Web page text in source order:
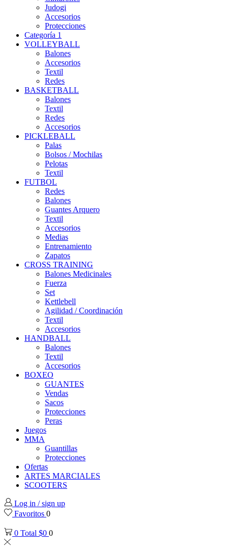
Judogi
Accesorios
Protecciones
Categoría 1
VOLLEYBALL
Balones
Accesorios
Textil
Redes
BASKETBALL
Balones
Textil
Redes
Accesorios
PICKLEBALL
Palas
Bolsos / Mochilas
Pelotas
Textil
FUTBOL
Redes
Balones
Guantes Arquero
Textil
Accesorios
Medias
Entrenamiento
Zapatos
CROSS TRAINING
Balones Medicinales
Fuerza
Set
Kettlebell
Agilidad / Coordinación
Textil
Accesorios
HANDBALL
Balones
Textil
Accesorios
BOXEO
GUANTES
Vendas
Sacos
Protecciones
Peras
Juegos
MMA
Guantillas
Protecciones
Ofertas
ARTES MARCIALES
SCOOTERS
Log in / sign up
Favoritos 0
0 Total $0 0